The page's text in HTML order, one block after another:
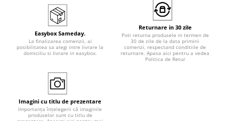
Easybox Sameday.
La finalizarea comenzii, ai
posibilitatea sa alegi intre livrare la
domiciliu si livrare in easybox.
Returnare in 30 zile
Poti returna produsele in termen de
30 de zile de la data primirii
comenzi, respectand conditiile de
returnare. Apasa aici pentru a vedea
Politica de Retur
Imagini cu titlu de prezentare
Importanța înțelegerii că imaginile
produselor sunt cu titlu de